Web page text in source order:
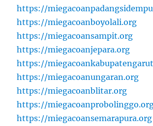
https://
https://miegacoanboyolali.org
https://miegacoansampit.org
https://miegacoanjepara.org
https://
https://miegacoanungaran.org
https://miegacoanblitar.org
https://
https://miegacoansemarapura.org